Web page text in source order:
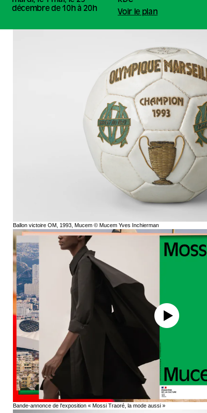
décembre de 10h à 20h
Voir le plan
Ballon victoire OM, 1993, Mucem © Mucem Yves Inchierman
Bande-annonce de l'exposition « Mossi Traoré, la mode aussi »